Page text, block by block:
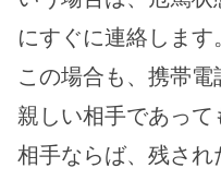
にすぐに連絡します。
この場合も、携帯電
親しい相手であっ
相手ならば、残さ